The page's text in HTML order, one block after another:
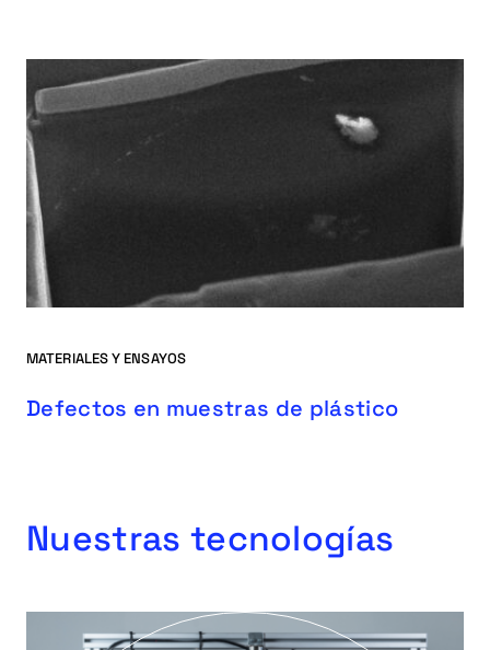
MATERIALES Y ENSAYOS
Defectos en muestras de plástico
Nuestras tecnologías